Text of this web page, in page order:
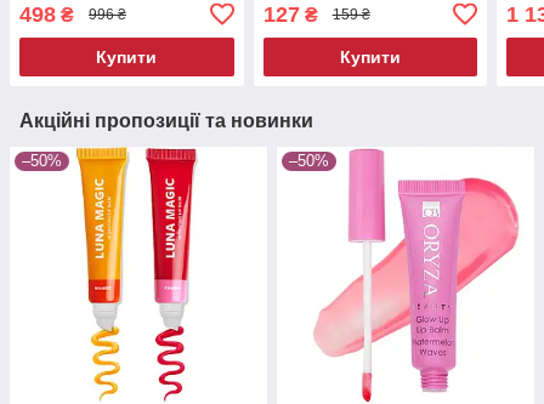
498 ₴ 996 ₴
Купити
127₴ 159 ₴
Купити
1
Акційні пропозиції та новинки
–50% –50%